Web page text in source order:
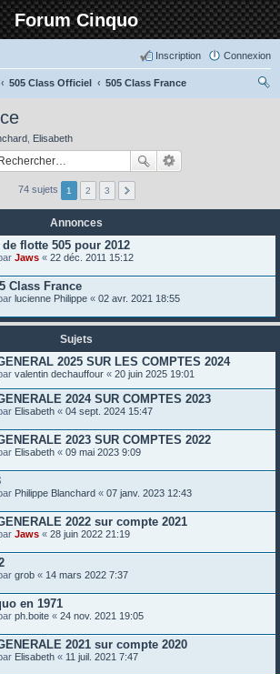
Forum Cinquo
Connexion
Inscription
505 Class Officiel
505 Class France
Elisabeth
74 sujets 1 2 3
Annonces
flotte 505 pour 2012
Jaws « 22 déc. 2011 15:12
Class France
lucienne Philippe « 02 avr. 2021 18:55
Sujets
2025 SUR LES COMPTES 2024
valentin dechauffour « 20 juin 2025 19:01
2024 SUR COMPTES 2023
Elisabeth « 04 sept. 2024 15:47
2023 SUR COMPTES 2022
Elisabeth « 09 mai 2023 9:09
Philippe Blanchard « 07 janv. 2023 12:43
2022 sur compte 2021
Jaws « 28 juin 2022 21:19
grob « 14 mars 2022 7:37
en 1971
ph.boite « 24 nov. 2021 19:05
2021 sur compte 2020
Elisabeth « 11 juil. 2021 7:47